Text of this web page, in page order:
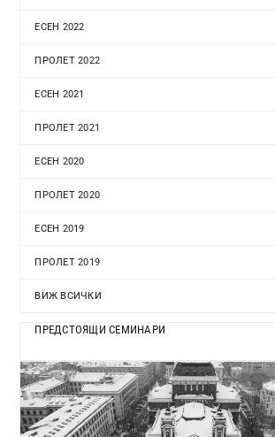
ЕСЕН 2022
ПРОЛЕТ 2022
ЕСЕН 2021
ПРОЛЕТ 2021
ЕСЕН 2020
ПРОЛЕТ 2020
ЕСЕН 2019
ПРОЛЕТ 2019
ВИЖ ВСИЧКИ
ПРЕДСТОЯЩИ СЕМИНАРИ